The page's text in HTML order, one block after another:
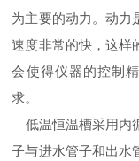
为主要的动力。动力
速度非常的快，这样
会使得仪器的控制
求。
低温恒温槽采用内
子与进水管子和出水